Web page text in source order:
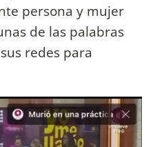
persona y mujer
de las palabras
redes para